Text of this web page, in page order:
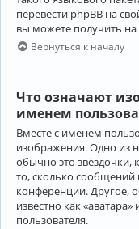
перевести phpBB на
вы можете получить на
Вернуться к началу
Что означают
именем
Вместе с именем
изображения. Одно из
обычно это звёздочки,
то, сколько сообщений
конференции. Другое,
известно как
пользователя.